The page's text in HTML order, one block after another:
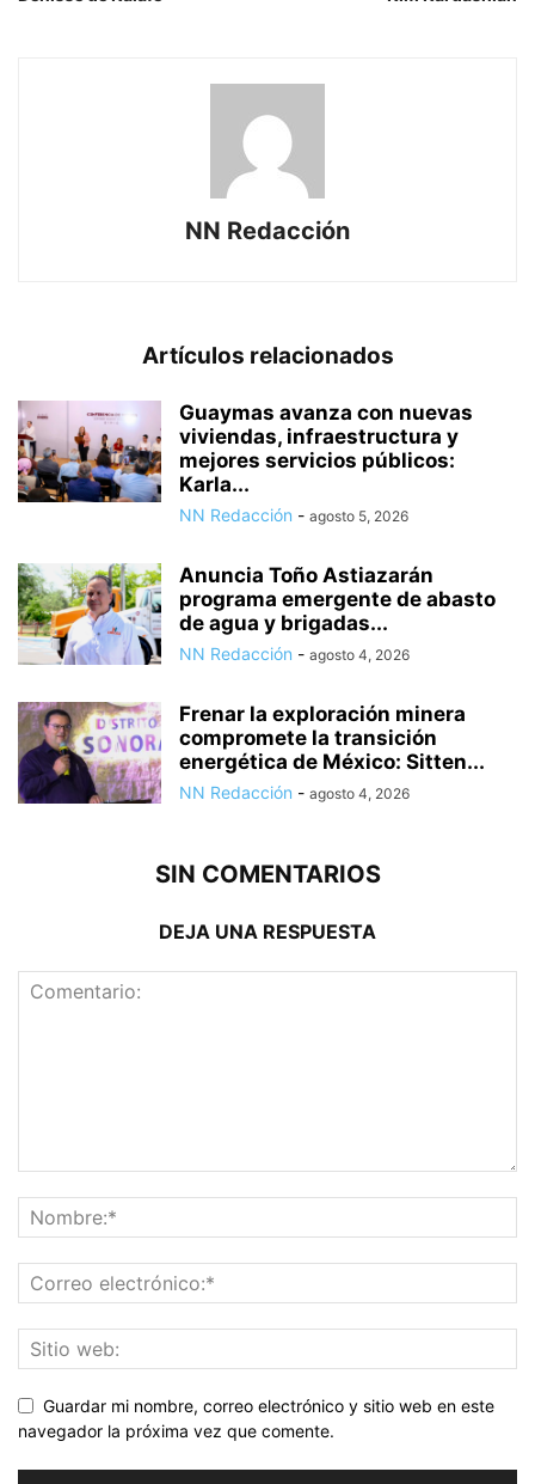
NN Redacción
Artículos relacionados
Guaymas avanza con nuevas
viviendas, infraestructura y
mejores servicios públicos:
Karla...
NN Redacción - agosto 5, 2026
Anuncia Toño Astiazarán
programa emergente de abasto
de agua y brigadas...
NN Redacción - agosto 4, 2026
Frenar la exploración minera
compromete la transición
energética de México: Sitten...
NN Redacción - agosto 4, 2026
SIN COMENTARIOS
DEJA UNA RESPUESTA
Guardar mi nombre, correo electrónico y sitio web en este
navegador la próxima vez que comente.